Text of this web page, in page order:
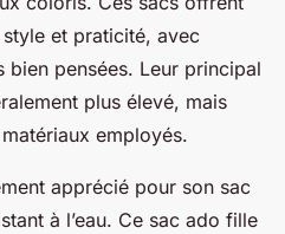
et praticité, avec
bien pensées. Leur principal
plus élevé, mais
employés.
apprécié pour son sac
à l’eau. Ce sac ado fille